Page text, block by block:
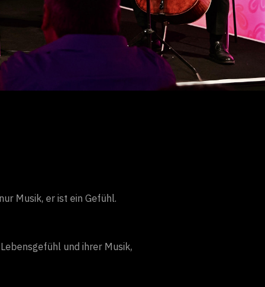
Musik, er ist ein Gefühl.
und ihrer Musik,